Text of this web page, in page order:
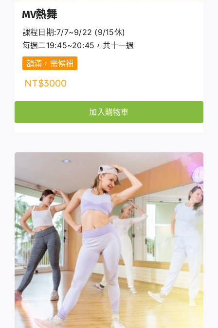
MV熱舞
課程日期:7/7~9/22 (9/15休)
每週二19:45~20:45，共十一週
額滿，需候補
NT$3000
加入購物車